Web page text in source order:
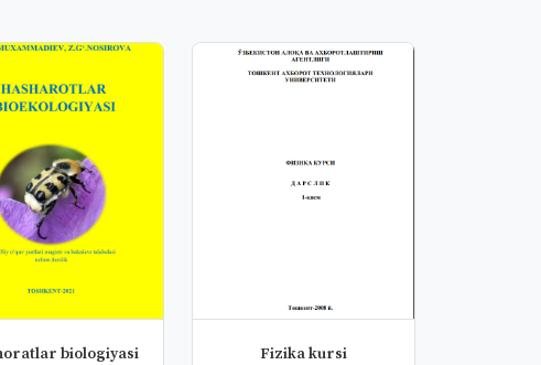
biologiyasi Fizika kursi